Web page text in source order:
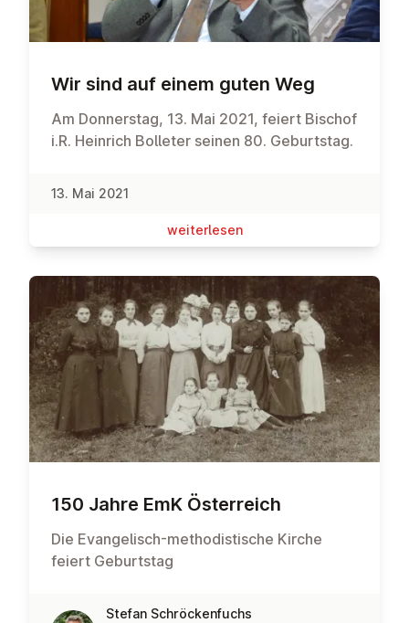
Wir sind auf einem guten Weg
Am Donnerstag, 13. Mai 2021, feiert Bischof
i.R. Heinrich Bolleter seinen 80. Geburtstag.
13. Mai 2021
wei­ter­le­sen
150 Jahre EmK Ös­ter­reich
Die Evangelisch-methodistische Kirche
feiert Geburtstag
Stefan Schröckenfuchs